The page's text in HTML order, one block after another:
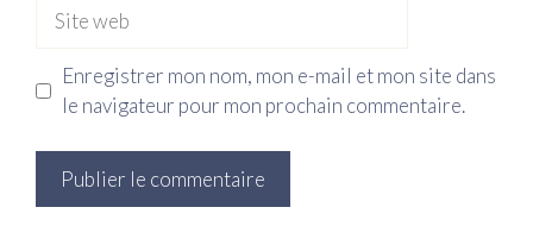
web
Enregistrer mon nom, mon e-mail et mon site dans
le navigateur pour mon prochain commentaire.